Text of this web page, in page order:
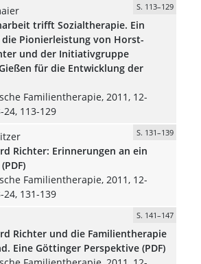
S. 113–129
trifft Sozialtherapie. Ein
die Pionierleistung von Horst-
und der Initiativgruppe
für die Entwicklung der
Familientherapie, 2011, 12-
24, 113-129
S. 131–139
Richter: Erinnerungen an ein
Familientherapie, 2011, 12-
24, 131-139
S. 141–147
Richter und die Familientherapie
Eine Göttinger Perspektive (PDF)